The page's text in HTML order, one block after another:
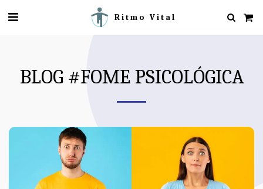
Ritmo Vital
BLOG #FOME PSICOLÓGICA